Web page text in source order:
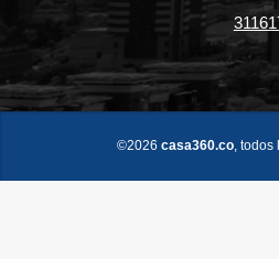
©2026 casa360.co ,